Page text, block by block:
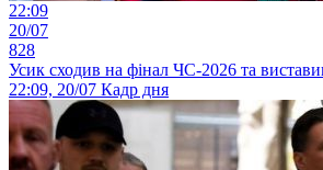
22:09
20/07
828
Усик сходив на фінал ЧС-2026 та
22:09, 20/07 Кадр дня